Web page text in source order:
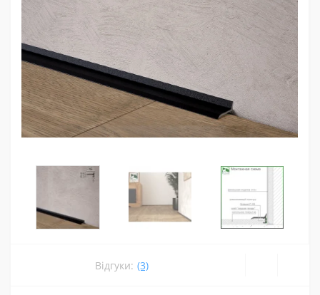
Відгуки: (3)